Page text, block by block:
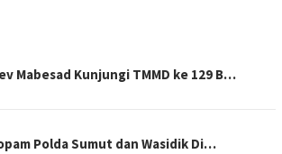
Mabesad Kunjungi TMMD ke 129 B…
Polda Sumut dan Wasidik Di…